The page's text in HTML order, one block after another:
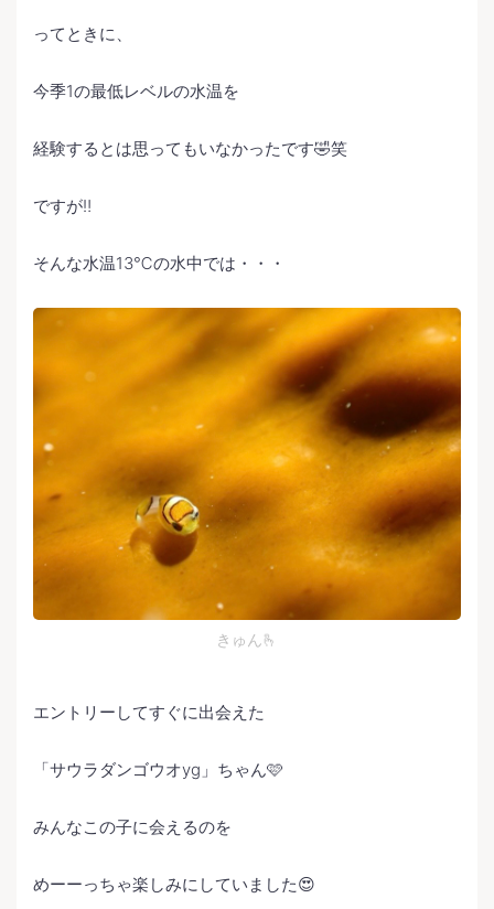
ってときに、
今季1の最低レベルの水温を
経験するとは思ってもいなかったです🤣笑
ですが‼️
そんな水温13℃の水中では・・・
きゅん🫰
エントリーしてすぐに出会えた
「サウラダンゴウオyg」ちゃん🩷
みんなこの子に会えるのを
めーーっちゃ楽しみにしていました😍